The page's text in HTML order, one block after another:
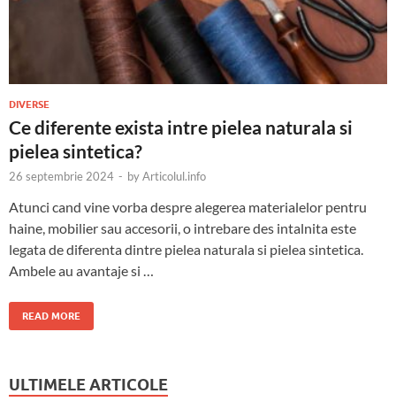
DIVERSE
Ce diferente exista intre pielea naturala si
pielea sintetica?
26 septembrie 2024 - byArticolul.info
Atunci cand vine vorba despre alegerea materialelor pentru
haine, mobilier sau accesorii, o intrebare des intalnita este
legata de diferenta dintre pielea naturala si pielea sintetica.
Ambele au avantaje si …
READ MORE
ULTIMELE ARTICOLE